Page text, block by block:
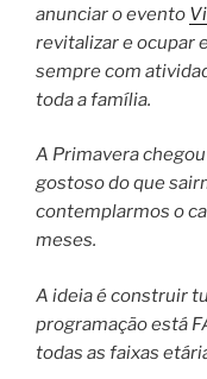
anunciar o evento
revitalizar e ocupar
sempre com
toda a família.
A Primavera
gostoso do que
contemplarmos o
meses.
A ideia é construir
programação está
todas as faixas